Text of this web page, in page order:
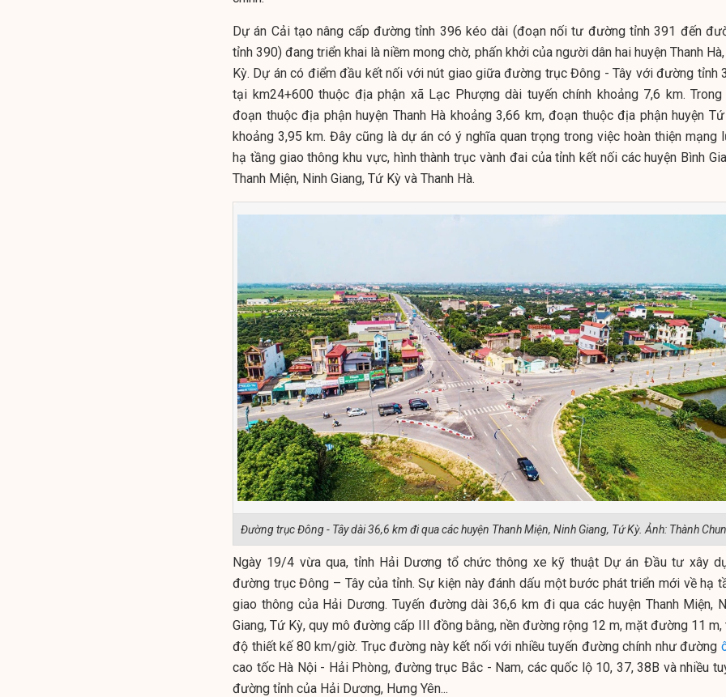
Dự án Cải tạo nâng cấp đường tỉnh 396 kéo dài (đoạn nối tư đường tỉnh 391 đến
tỉnh 390) đang triển khai là niềm mong chờ, phấn khởi của người dân hai huyện Thanh
Kỳ. Dự án có điểm đầu kết nối với nút giao giữa đường trục Đông - Tây với đường tỉnh
tại km24+600 thuộc địa phận xã Lạc Phượng dài tuyến chính khoảng 7,6 km.
đoạn thuộc địa phận huyện Thanh Hà khoảng 3,66 km, đoạn thuộc địa phận huyện
khoảng 3,95 km. Đây cũng là dự án có ý nghĩa quan trọng trong việc hoàn thiện mạng
hạ tầng giao thông khu vực, hình thành trục vành đai của tỉnh kết nối các huyện Bình
Thanh Miện, Ninh Giang, Tứ Kỳ và Thanh Hà.
Đường trục Đông - Tây dài 36,6 km đi qua các huyện Thanh Miện, Ninh Giang, Tứ Kỳ. Ảnh: Thành
Ngày 19/4 vừa qua, tỉnh Hải Dương tổ chức thông xe kỹ thuật Dự án Đầu tư xây
đường trục Đông – Tây của tỉnh. Sự kiện này đánh dấu một bước phát triển mới về hạ
giao thông của Hải Dương. Tuyến đường dài 36,6 km đi qua các huyện Thanh Miện,
Giang, Tứ Kỳ, quy mô đường cấp III đồng bằng, nền đường rộng 12 m, mặt đường 11 m,
độ thiết kế 80 km/giờ. Trục đường này kết nối với nhiều tuyến đường chính như đường
cao tốc Hà Nội - Hải Phòng, đường trục Bắc - Nam, các quốc lộ 10, 37, 38B và nhiều
đường tỉnh của Hải Dương, Hưng Yên...